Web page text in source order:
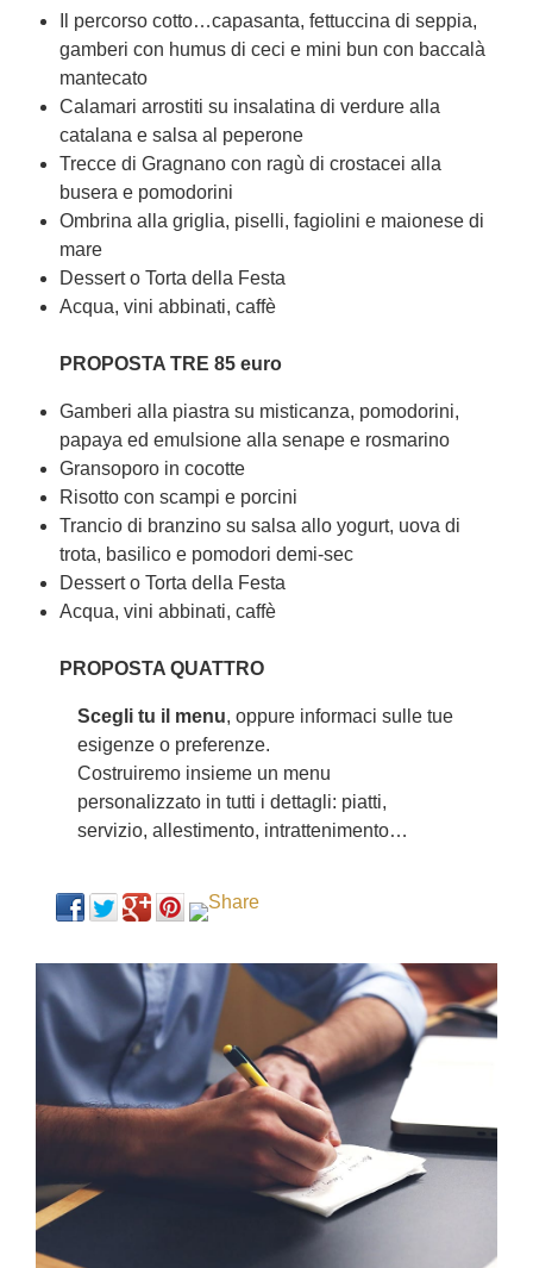
Il percorso cotto…capasanta, fettuccina di seppia,
gamberi con humus di ceci e mini bun con baccalà
mantecato
Calamari arrostiti su insalatina di verdure alla
catalana e salsa al peperone
Trecce di Gragnano con ragù di crostacei alla
busera e pomodorini
Ombrina alla griglia, piselli, fagiolini e maionese di
mare
Dessert o Torta della Festa
Acqua, vini abbinati, caffè
PROPOSTA TRE 85 euro
Gamberi alla piastra su misticanza, pomodorini,
papaya ed emulsione alla senape e rosmarino
Gransoporo in cocotte
Risotto con scampi e porcini
Trancio di branzino su salsa allo yogurt, uova di
trota, basilico e pomodori demi-sec
Dessert o Torta della Festa
Acqua, vini abbinati, caffè
PROPOSTA QUATTRO
Scegli tu il menu, oppure informaci sulle tue
esigenze o preferenze.
Costruiremo insieme un menu
personalizzato in tutti i dettagli: piatti,
servizio, allestimento, intrattenimento…